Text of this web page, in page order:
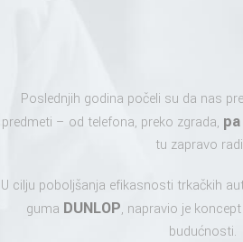
Poslednjih godina počeli su da nas
predmeti – od telefona, preko zgrada,
tu zapravo
U cilju poboljšanja efikasnosti trkačkih
guma DUNLOP, napravio je
budućnosti.